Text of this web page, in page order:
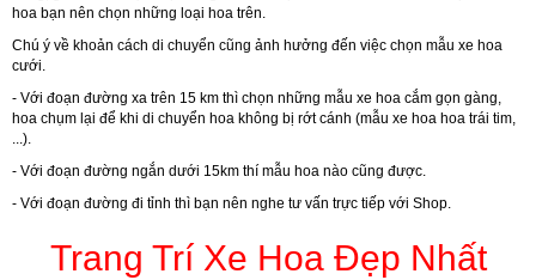
hoa bạn nên chọn những loại hoa trên.
Chú ý về khoản cách di chuyển cũng ảnh hưởng đến việc chọn mẫu xe hoa
cưới.
- Với đoạn đường xa trên 15 km thì chọn những mẫu xe hoa cắm gọn gàng,
hoa chụm lại để khi di chuyển hoa không bị rớt cánh (mẫu xe hoa hoa trái tim,
...).
- Với đoạn đường ngắn dưới 15km thí mẫu hoa nào cũng được.
- Với đoạn đường đi tỉnh thì bạn nên nghe tư vấn trực tiếp với Shop.
Trang Trí Xe Hoa Đẹp Nhất